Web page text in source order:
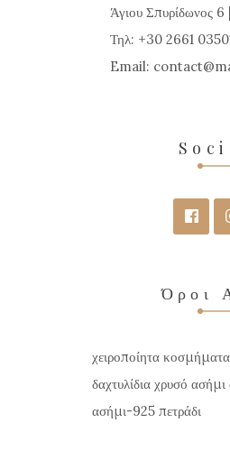
Άγιου Σπυρίδωνος
Τηλ: +30 2661
Email: contact
Όροι
χειροποίητα
δαχτυλίδια χρυσό
ασήμι-925 πετράδι